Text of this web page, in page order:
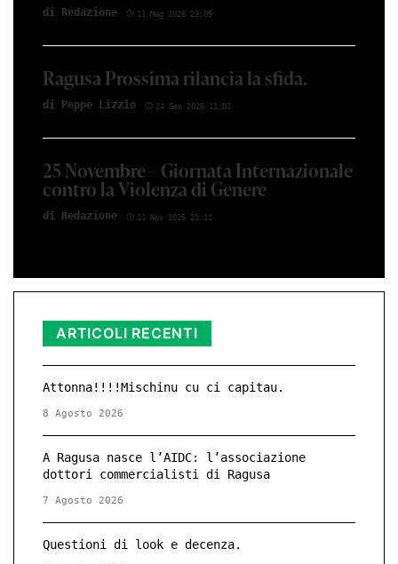
di Red­azio­ne 11 Mag 2026 23:05
Ragusa Prossima rilancia la sfida.
di Peppe Li­z­zio 24 Gen 2026 11:01
25 Novembre – Giornata Internazionale
contro la Violenza di Genere
di Red­azio­ne 11 Nov 2025 23:11
ARTICOLI RECENTI
Attonna!!!!Mischinu cu ci capitau.
8 Agosto 2026
A Ragusa nasce l’AIDC: l’associazione
dottori commercialisti di Ragusa
7 Agosto 2026
Questioni di look e decenza.